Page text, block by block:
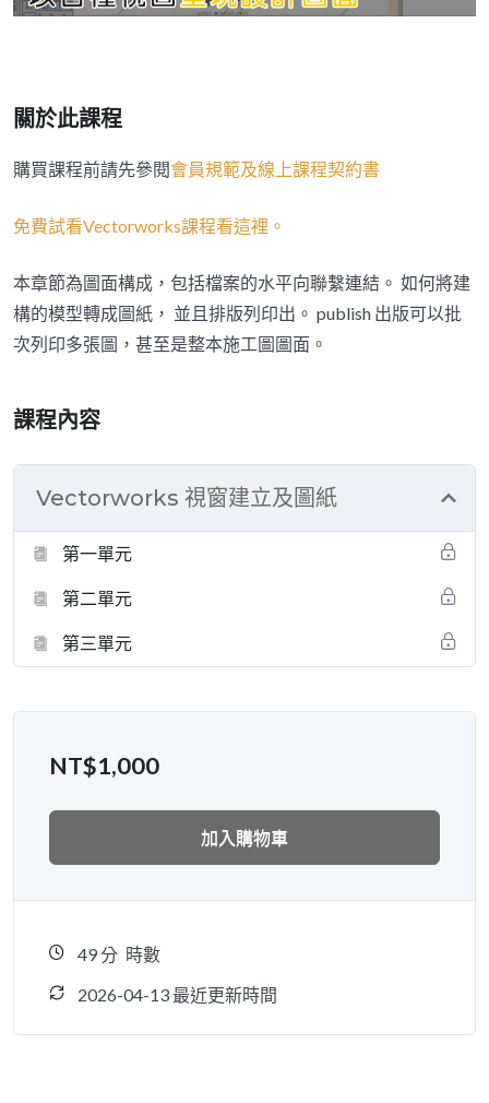
關於此課程
購買課程前請先參閱會員規範及線上課程契約書
免費試看Vectorworks課程看這裡。
本章節為圖面構成，包括檔案的水平向聯繫連結。 如何將建
構的模型轉成圖紙， 並且排版列印出。 publish 出版可以批
次列印多張圖，甚至是整本施工圖圖面。
課程內容
Vectorworks 視窗建立及圖紙
第一單元
第二單元
第三單元
NT$1,000
加入購物車
49分 時數
2026-04-13 最近更新時間